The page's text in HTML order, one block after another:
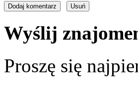
Wyślij
Proszę się